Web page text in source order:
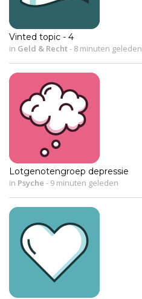
Vinted topic - 4
in Geld & Recht- 8 minuten geleden
Lotgenotengroep depressie
in Psyche - 9 minuten geleden